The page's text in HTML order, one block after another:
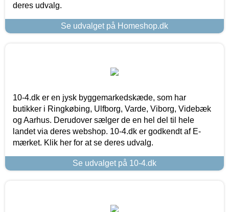
deres udvalg.
Se udvalget på Homeshop.dk
10-4.dk er en jysk byggemarkedskæde, som har
butikker i Ringkøbing, Ulfborg, Varde, Viborg, Videbæk
og Aarhus. Derudover sælger de en hel del til hele
landet via deres webshop. 10-4.dk er godkendt af E-
mærket. Klik her for at se deres udvalg.
Se udvalget på 10-4.dk